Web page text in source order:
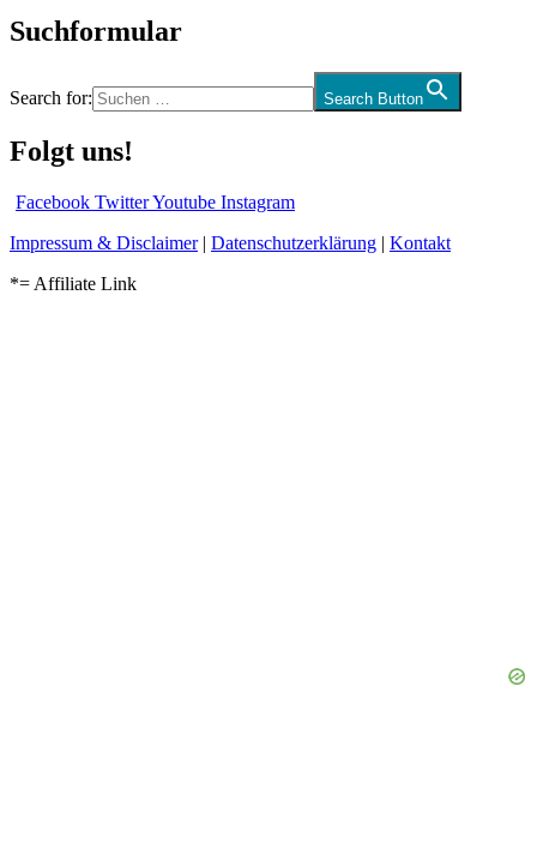
Suchformular
Search for: Search Button
Folgt uns!
Facebook TwitterYoutube Instagram
Impressum & Disclaimer| Datenschutzerklärung | Kontakt
*= Affiliate Link